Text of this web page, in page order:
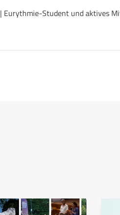
Eurythmie-Student und aktives